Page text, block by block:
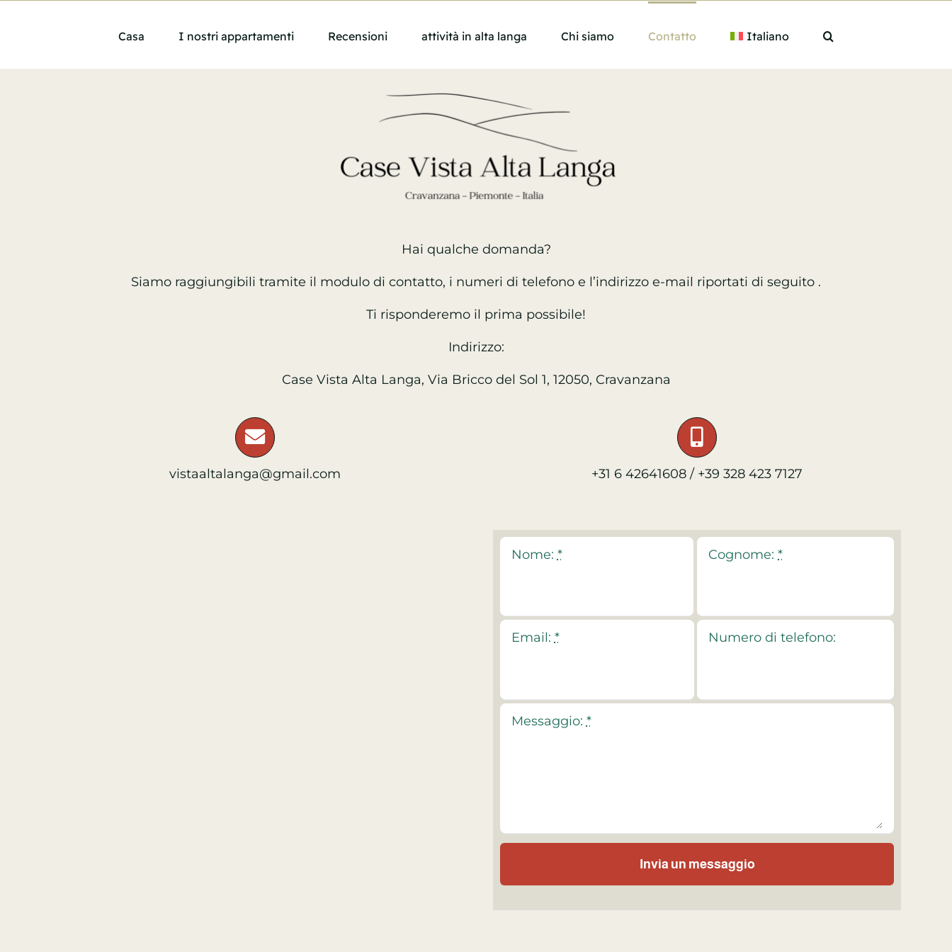
Casa I nostri appartamenti Recensioni attività in alta langa Chi siamo Contatto Italiano
Hai qualche domanda?
Siamo raggiungibili tramite il modulo di contatto, i numeri di telefono e l’indirizzo e-mail riportati di seguito .
Ti risponderemo il prima possibile!
Indirizzo:
Case Vista Alta Langa, Via Bricco del Sol 1, 12050, Cravanzana
vistaaltalanga@gmail.com +31 6 42641608 / +39 328 423 7127
Nome: * Cognome: *
Email:* Numero di telefono:
Messaggio: *
Invia un messaggio